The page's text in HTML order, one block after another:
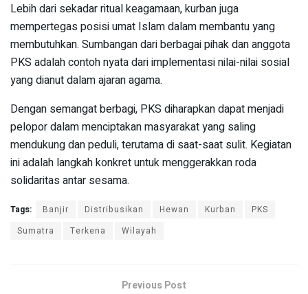
Lebih dari sekadar ritual keagamaan, kurban juga
mempertegas posisi umat Islam dalam membantu yang
membutuhkan. Sumbangan dari berbagai pihak dan anggota
PKS adalah contoh nyata dari implementasi nilai-nilai sosial
yang dianut dalam ajaran agama.
Dengan semangat berbagi, PKS diharapkan dapat menjadi
pelopor dalam menciptakan masyarakat yang saling
mendukung dan peduli, terutama di saat-saat sulit. Kegiatan
ini adalah langkah konkret untuk menggerakkan roda
solidaritas antar sesama.
Tags: Banjir Distribusikan Hewan Kurban
PKS
Sumatra
Terkena Wilayah
Previous Post